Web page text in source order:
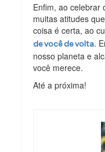
Enfim, ao celebrar
muitas atitudes
coisa é certa, ao
de você de volta.
nosso planeta e
você merece.
Até a próxima!